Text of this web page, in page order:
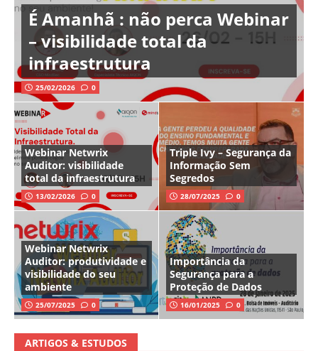
É Amanhã : não perca Webinar
– visibilidade total da
infraestrutura
25/02/2026 0
Webinar Netwrix
Auditor: visibilidade
total da infraestrutura
13/02/2026 0
Triple Ivy – Segurança da
Informação Sem
Segredos
28/07/2025 0
Webinar Netwrix
Auditor: produtividade e
visibilidade do seu
ambiente
25/07/2025 0
Importância da
Segurança para a
Proteção de Dados
16/01/2025 0
ARTIGOS & ESTUDOS